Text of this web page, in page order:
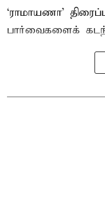
‘ராமாயணா’
பார்வைகளைக்